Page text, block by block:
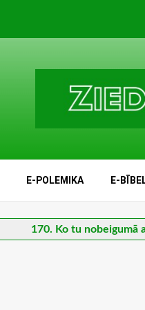
E-POLEMIKA E-
170. Ko tu nobeigumā